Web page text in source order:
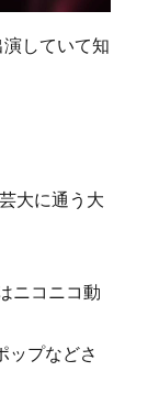
していて知
大に通う大
ニコニコ動
ップなどさ